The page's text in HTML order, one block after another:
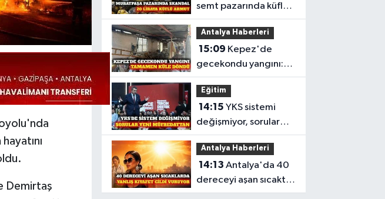
Demirtaş
semt pazarında küflü
armutlar 20 TL'den
satıldı
Antalya Haberleri
15:09
gecekondu yangını:
Boş ev kullanılamaz
hale geldi
Eğitim
14:15 YKS sistemi
değişmiyor, sorular
müfredata
uyarlanacak
Antalya Haberleri
14:13 Antalya'da 40
dereceyi aşan sıcakta
cilt dostu giyim